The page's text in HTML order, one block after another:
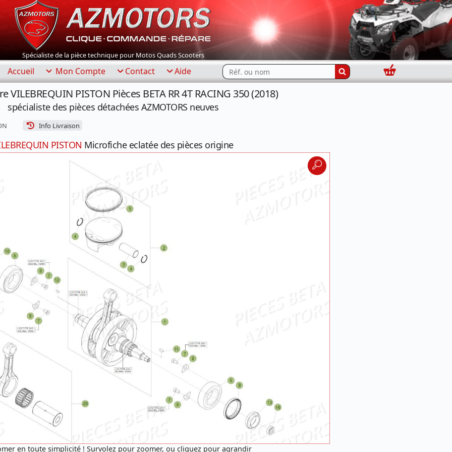
Spécialiste de la pièce technique pour Motos Quads Scooters
Accueil Mon Compte Contact Aide Rechercher...
Panier
VILEBREQUIN PISTON Pièces BETA RR 4T RACING 350 (2018)
spécialiste des pièces détachées AZMOTORS neuves
Info Livraison
PISTON Microfiche eclatée des pièces origine
en toute simplicité ! Survolez pour zoomer, ou cliquez pour agrandir